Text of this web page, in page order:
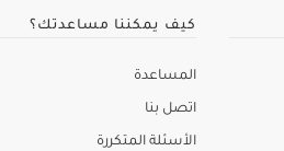
كيف يمكننا مساعدتك؟
المساعدة
اتصل بنا
الأسئلة المتكررة